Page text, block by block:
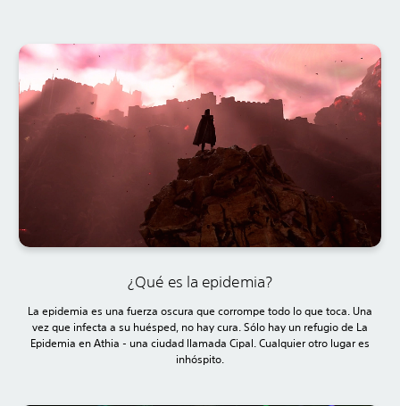
¿Qué es la epidemia?
La epidemia es una fuerza oscura que corrompe todo lo que toca. Una
vez que infecta a su huésped, no hay cura. Sólo hay un refugio de La
Epidemia en Athia - una ciudad llamada Cipal. Cualquier otro lugar es
inhóspito.